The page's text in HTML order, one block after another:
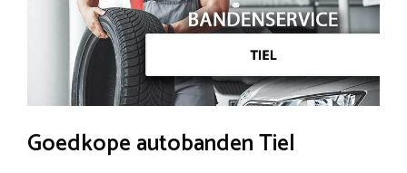
Goedkope autobanden Tiel